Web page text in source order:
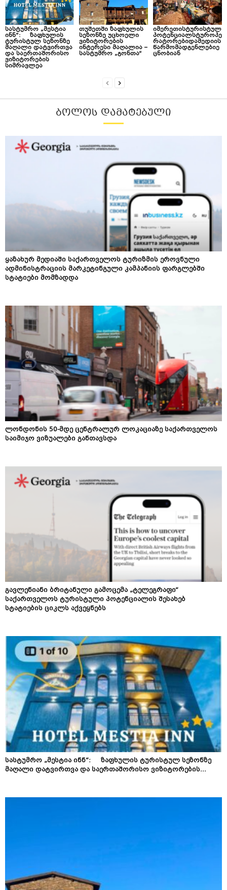
სასტუმრო „მესტია
ინნ“: ზაფხულის
ტურისტულ სეზონზე
მაღალი დატვირთვა
და საერთაშორისო
ვიზიტორების
სიმრავლეა
თუშეთში ზაფხულის
სეზონზე უცხოელი
ვიზიტორების
ინტერესი მაღალია –
სასტუმრო „გონთა“
იმერეთისტურისტულ
პოტენციალსტუროპე
რატორებიდამედიის
წარმომადგენლებიე
ცნობიან
ᲑᲝᲚᲝᲡ ᲓᲐᲛᲐᲢᲔᲑᲣᲚᲘ
ყაზახურ მედიაში საქართველოს ტურიზმის ეროვნული
ადმინისტრაციის მარკეტინგული კამპანიის ფარგლებში
სტატიები მომზადდა
ლონდონის 50-მდე ცენტრალურ ლოკაციაზე საქართველოს
საიმიჯო ვიზუალები განთავსდა
გავლენიანი ბრიტანული გამოცემა „ტელეგრაფი“
საქართველოს ტურისტული პოტენციალის შესახებ
სტატიების ციკლს აქვეყნებს
სასტუმრო „მესტია ინნ“: ზაფხულის ტურისტულ სეზონზე
მაღალი დატვირთვა და საერთაშორისო ვიზიტორების...